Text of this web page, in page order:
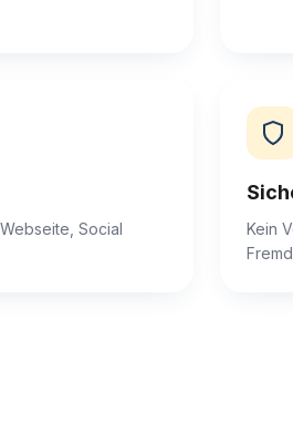
Social
Kein